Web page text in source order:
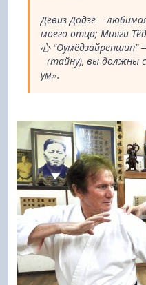
Девиз Додзё –
моего отца; Мияги
心 “Оумёдзайреншин”
（тайну), вы должны
ум».